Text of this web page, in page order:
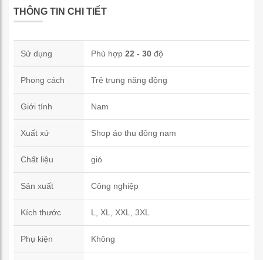
THÔNG TIN CHI TIẾT
Sử dụng Phù hợp 22 - 30 độ
Phong cách Trẻ trung năng động
Giới tính Nam
Xuất xứ Shop áo thu đông nam
Chất liệu gió
Sản xuất Công nghiệp
Kích thước L, XL, XXL, 3XL
Phụ kiện Không